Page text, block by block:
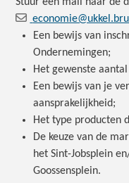
Een bewijs van
Ondernemingen;
Het gewenste
Een bewijs van je
aansprakelijkheid;
Het type producten
De keuze van de
het Sint-Jobsplein
Goossensplein.